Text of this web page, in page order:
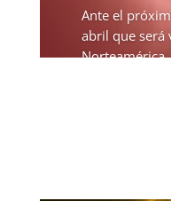
Ante el
abril que será